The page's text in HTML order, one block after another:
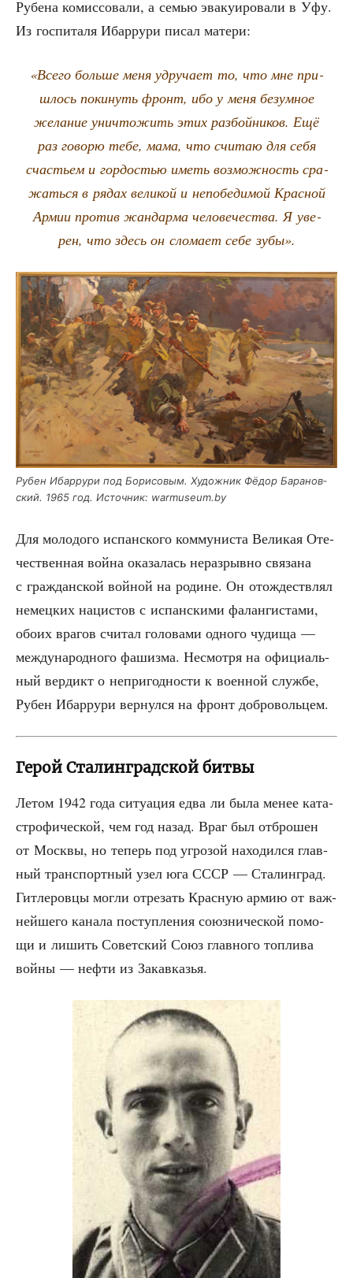
Рубе­на комис­со­ва­ли, а семью эва­ку­и­ро­ва­ли в Уфу.
Из гос­пи­та­ля Ибар­ру­ри писал матери:
«Все­го боль­ше меня удру­ча­ет то, что мне при­
шлось поки­нуть фронт, ибо у меня безум­ное
жела­ние уни­что­жить этих раз­бой­ни­ков. Ещё
раз гово­рю тебе, мама, что счи­таю для себя
сча­стьем и гор­до­стью иметь воз­мож­ность сра­
жать­ся в рядах вели­кой и непо­бе­ди­мой Крас­ной
Армии про­тив жан­дар­ма чело­ве­че­ства. Я уве­
рен, что здесь он сло­ма­ет себе зубы».
Рубен Ибар­ру­ри под Бори­со­вым. Худож­ник Фёдор Бара­нов­
ский. 1965 год. Источ­ник: warmuseum.by
Для моло­до­го испан­ско­го ком­му­ни­ста Вели­кая Оте­
че­ствен­ная вой­на ока­за­лась нераз­рыв­но свя­за­на
с граж­дан­ской вой­ной на родине. Он отож­деств­лял
немец­ких наци­стов с испан­ски­ми фалан­ги­ста­ми,
обо­их вра­гов счи­тал голо­ва­ми одно­го чуди­ща —
меж­ду­на­род­но­го фашиз­ма. Несмот­ря на офи­ци­аль­
ный вер­дикт о непри­год­но­сти к воен­ной служ­бе,
Рубен Ибар­ру­ри вер­нул­ся на фронт добровольцем.
Герой Сталинградской битвы
Летом 1942 года ситу­а­ция едва ли была менее ката­
стро­фи­че­ской, чем год назад. Враг был отбро­шен
от Моск­вы, но теперь под угро­зой нахо­дил­ся глав­
ный транс­порт­ный узел юга СССР — Ста­лин­град.
Гит­ле­ров­цы мог­ли отре­зать Крас­ную армию от важ­
ней­ше­го кана­ла поступ­ле­ния союз­ни­че­ской помо­
щи и лишить Совет­ский Союз глав­но­го топ­ли­ва
вой­ны — неф­ти из Закавказья.